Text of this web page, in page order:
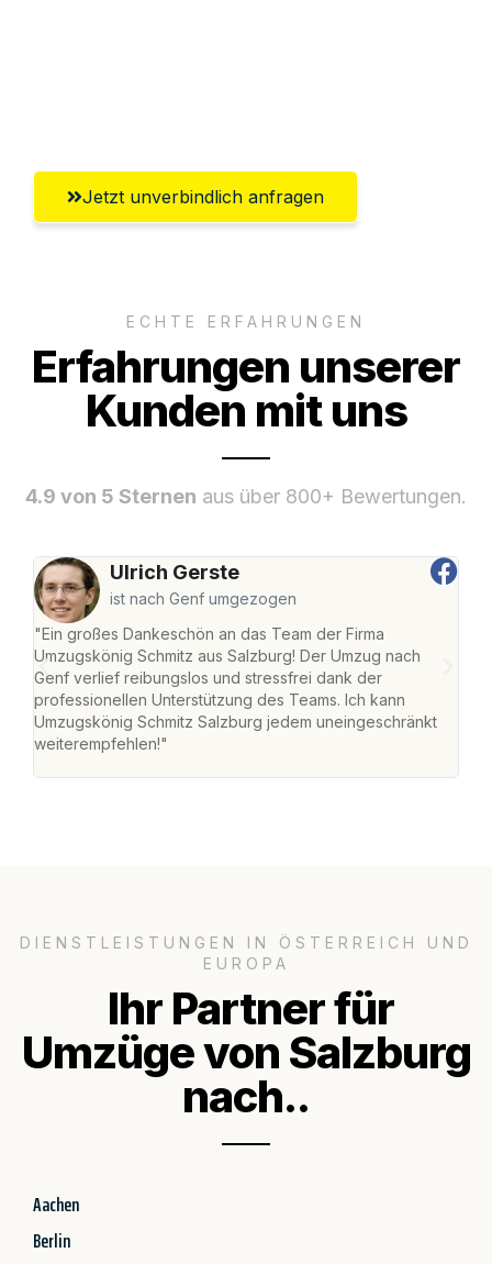
Jetzt unverbindlich anfragen
ECHTE ERFAHRUNGEN
Erfahrungen unserer
Kunden mit uns
4.9 von 5 Sternen aus über 800+ Bewertungen.
Ulrich Gerste
ist nach Genf umgezogen
"Ein großes Dankeschön an das Team der Firma
Umzugskönig Schmitz aus Salzburg! Der Umzug nach
Genf verlief reibungslos und stressfrei dank der
professionellen Unterstützung des Teams. Ich kann
Umzugskönig Schmitz Salzburg jedem uneingeschränkt
weiterempfehlen!"
DIENSTLEISTUNGEN IN ÖSTERREICH UND
EUROPA
Ihr Partner für
Umzüge von Salzburg
nach..
Aachen
Berlin